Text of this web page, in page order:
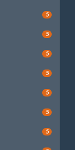
5
5
5
5
5
5
5